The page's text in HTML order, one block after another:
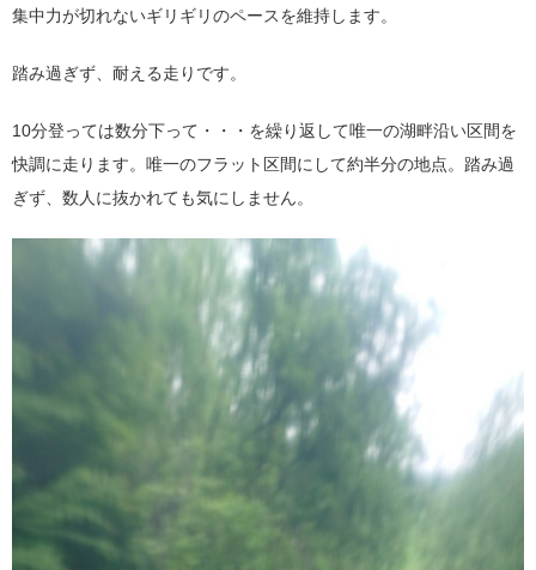
集中力が切れないギリギリのペースを維持します。
踏み過ぎず、耐える走りです。
10分登っては数分下って・・・を繰り返して唯一の湖畔沿い区間を
快調に走ります。唯一のフラット区間にして約半分の地点。踏み過
ぎず、数人に抜かれても気にしません。